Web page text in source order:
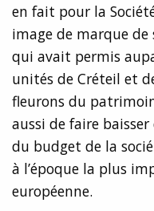
en fait pour la
image de marque
qui avait permis
unités de Créteil et
fleurons du
aussi de faire
du budget de la
à l’époque la plus
européenne.